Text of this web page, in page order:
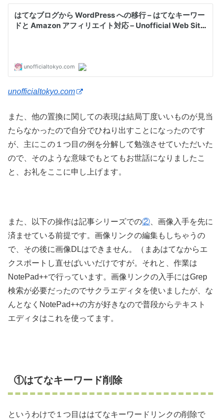
unofficialtokyo.com
また、他の置換に関しての表現は結局丁度いいものが見当
たらなかったので自分でひねり出すことになったのです
が、主にこの１つ目の例を分解して勉強させていただいた
ので、そのような意味でもとてもお世話になりましたこ
と、お礼をここに申し上げます。
また、以下の操作は記事シリーズでの② 、画像入手を先に
済ませている前提です。画像リンクの編集もしちゃうの
で、その後に画像DLはできません。（まあはてなからエ
クスポートし直せばいいだけですが。それと、作業は
NotePad++で行っています。画像リンクの入手にはGrep
検索が必要だったのでサクラエディタを使いましたが、な
んとなくNotePad++の方が好きなので普段からテキスト
エディタはこれを使ってます。
①はてなキーワード削除
というわけで１つ目ははてなキーワードリンクの削除で